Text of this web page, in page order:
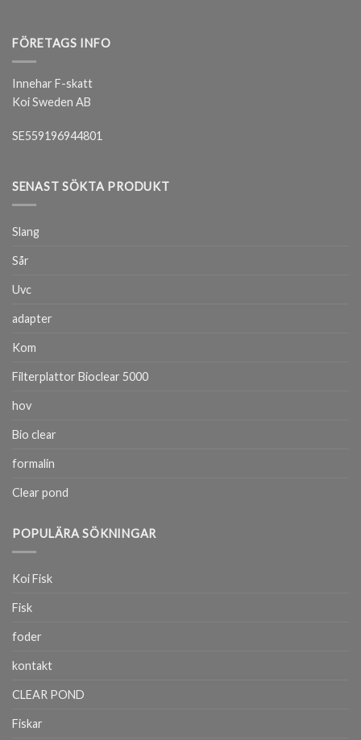
FÖRETAGS INFO
Innehar F-skatt
Koi Sweden AB
SE559196944801
SENAST SÖKTA PRODUKT
Slang
Sår
Uvc
adapter
Kom
Filterplattor Bioclear 5000
hov
Bio clear
formalin
Clear pond
POPULÄRA SÖKNINGAR
Koi Fisk
Fisk
foder
kontakt
CLEAR POND
Fiskar